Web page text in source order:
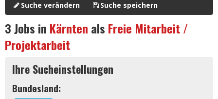
Suche verändern Suche speichern
3Jobs in Kärnten als Freie Mitarbeit /
Projektarbeit
Ihre Sucheinstellungen
Bundesland: